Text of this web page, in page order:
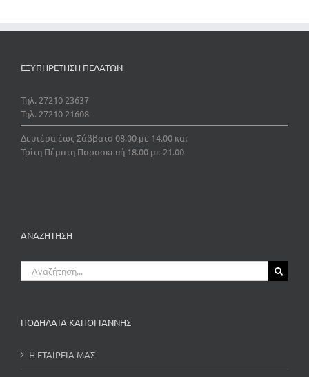
ΕΞΥΠΗΡΕΤΗΣΗ ΠΕΛΑΤΩΝ
Τηλ. 27210 23637
Τηλ. 27210 21608
Δευτέρα έως Σάββατο 08.00 με 14.00 και
Τρίτη Πέμπτη Παρασκευή 18.00 με 21.00
ΑΝΑΖΗΤΗΣΗ
Αναζήτηση
για:
ΠΟΔΗΛΑΤΑ ΚΑΠΟΓΙΑΝΝΗΣ
Η ΕΤΑΙΡΕΙΑ ΜΑΣ